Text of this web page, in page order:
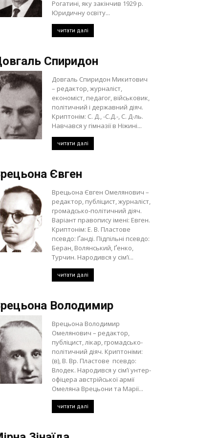
Рогатині, яку закінчив 1929 р.
Юридичну освіту...
читати далі
Спиридон
Довгаль Спиридон Микитович
– редактор, журналіст,
економіст, педагог, військовик,
політичний і державний діяч.
Криптонім: С. Д., -С.Д.-, С. Д-ль.
Навчався у гімназії в Ніжині...
читати далі
Євген
Врецьона Євген Омелянович –
редактор, публіцист, журналіст,
громадсько-політичний діяч.
Варіант правопису імені: Евген.
Криптонім: Е. В. Пластове
псевдо: Ґанді. Підпільні псевдо:
Беран, Волянський, Ґенко,
Турчин. Народився у сім’ї...
читати далі
Володимир
Врецьона Володимир
Омелянович – редактор,
публіцист, лікар, громадсько-
політичний діяч. Криптоніми:
(в), В. Вр. Пластове псевдо:
Влодек. Народився у сім’ї унтер-
офіцера австрійської армії
Омеляна Врецьони та Марії...
читати далі